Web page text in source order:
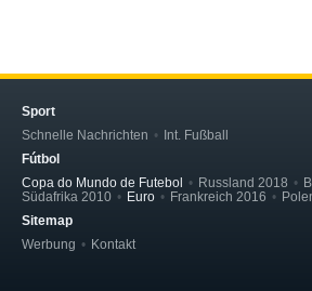
Sport
Schnelle Nachrichten
Int. Fußball
Fútbol
Copa do Mundo de Futebol
Russland 2018
Südafrika 2010
Euro Frankreich 2016
Sitemap
Werbung
Kontakt